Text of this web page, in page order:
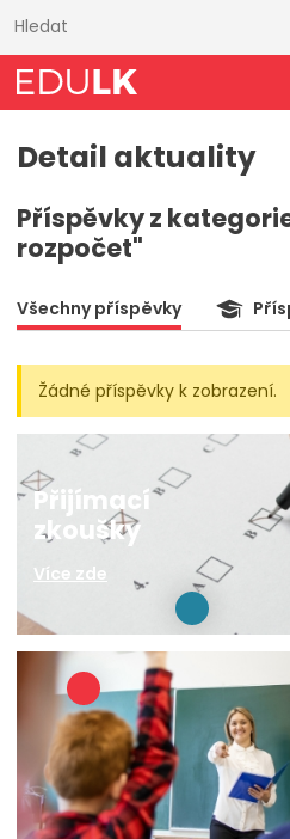
obsahu
Detail aktuality
Příspěvky z
rozpočet"
Všechny příspěvky
Žádné příspěvky k zobrazení.
Přijímací
zkoušky
Více zde